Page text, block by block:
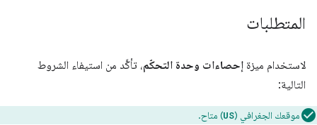
المتطلبات
لاستخدام ميزة إحصاءات وحدة التحكّم، تأكَّد من استيفاء الشروط
التالية:
موقعك الجغرافي (US) متاح.